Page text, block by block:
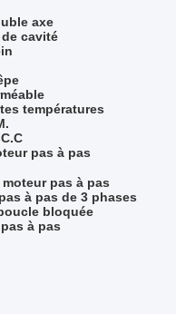
axe
cavité
températures
pas à pas
pas à pas
à pas de 3 phases
bloquée
à pas